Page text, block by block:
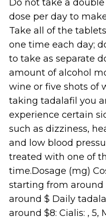
Do not take a
dose per day to
Take all of the
one time each day;
to take as separate
amount of alcohol
wine or five shots of
taking tadalafil you
experience certain
such as dizziness,
and low blood
treated with one of
time.Dosage (mg)
starting from around
around $ Daily
around $8: Cialis: , 5,